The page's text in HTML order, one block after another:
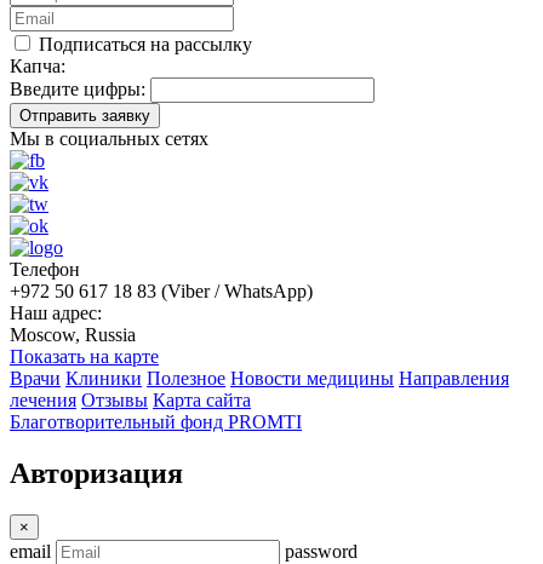
Подписаться на рассылку
Капча:
Введите цифры:
Отправить заявку
Мы в социальных сетях
Телефон
+972 50 617 18 83 (Viber / WhatsApp)
Наш адрес:
Moscow, Russia
Показать на карте
Врачи Клиники Полезное Новости медицины Направления
лечения Отзывы Карта сайта
Благотворительный фонд PROMTI
Авторизация
×
email password